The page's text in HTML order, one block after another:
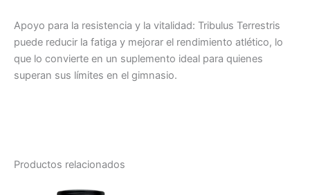
Apoyo para la resistencia y la vitalidad: Tribulus Terrestris
puede reducir la fatiga y mejorar el rendimiento atlético, lo
que lo convierte en un suplemento ideal para quienes
superan sus límites en el gimnasio.
Productos relacionados
Este